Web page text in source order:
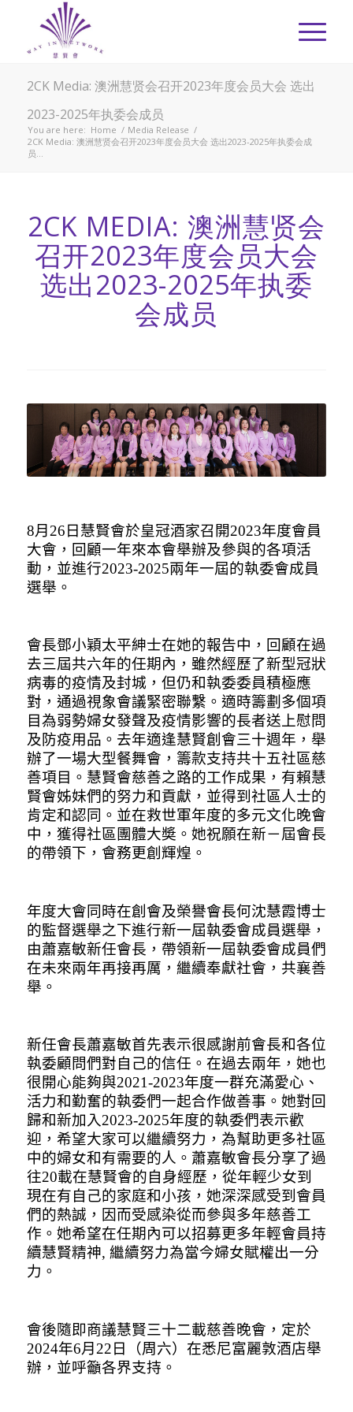
2CK Media: 澳洲慧贤会召开2023年度会员大会 选出
2023-2025年执委会成员
You are here: Home / Media Release /
2CK Media: 澳洲慧贤会召开2023年度会员大会 选出2023-2025年执委会成
员...
2CK MEDIA: 澳洲慧贤会
召开2023年度会员大会
选出2023-2025年执委
会成员
8月 26 日慧賢會於皇冠酒家召開2023年度會員
大會，回顧一年來本會舉辦及參與的各項活
動，並進行2023-2025兩年一屆的執委會成員
選舉。
會長鄧小穎太平紳士在她的報告中，回顧在過
去三屆共六年的任期內，雖然經歷了新型冠狀
病毒的疫情及封城，但仍和執委委員積極應
對，通過視象會議緊密聯繫。適時籌劃多個項
目為弱勢婦女發聲及疫情影響的長者送上慰問
及防疫用品。去年適逢慧賢創會三十週年，舉
辦了一場大型餐舞會，籌款支持共十五社區慈
善項目。慧賢會慈善之路的工作成果，有賴慧
賢會姊妹們的努力和貢獻，並得到社區人士的
肯定和認同。並在救世軍年度的多元文化晚會
中，獲得社區團體大奬。她祝願在新－屆會長
的帶領下，會務更創輝煌。
年度大會同時在創會及榮譽會長何沈慧霞博士
的監督選舉之下進行新一屆執委會成員選舉，
由蕭嘉敏新任會長，帶領新一屆執委會成員們
在未來兩年再接再厲，繼續奉獻社會，共襄善
舉。
新任會長蕭嘉敏首先表示很感謝前會長和各位
執委顧問們對自己的信任。在過去兩年，她也
很開心能夠與2021-2023年度一群充滿愛心、
活力和勤奮的執委們一起合作做善事。她對回
歸和新加入2023-2025年度的執委們表示歡
迎，希望大家可以繼續努力，為幫助更多社區
中的婦女和有需要的人。蕭嘉敏會長分享了過
往20載在慧賢會的自身經歷，從年輕少女到
現在有自己的家庭和小孩，她深深感受到會員
們的熱誠，因而受感染從而參與多年慈善工
作。她希望在任期內可以招募更多年輕會員持
續慧賢精神, 繼續努力為當今婦女賦權出一分
力。
會後隨即商議慧賢三十二載慈善晚會，定於
2024年6月 22 日（周六）在悉尼富麗敦酒店舉
辦，並呼籲各界支持。